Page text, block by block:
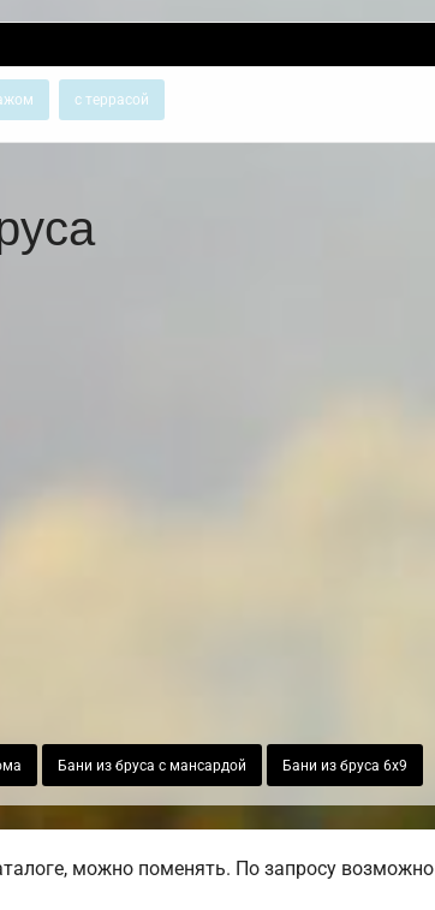
с террасой
Бани из бруса с мансардой Бани из бруса 6х9
можно поменять. По запросу возможно